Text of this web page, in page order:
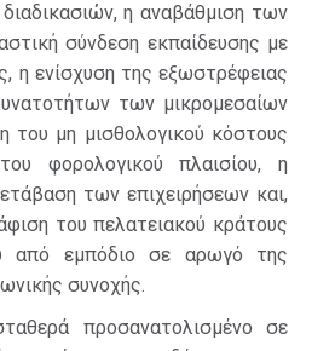
η αναβάθμιση των
σύνδεση εκπαίδευσης με
η ενίσχυση της εξωστρέφειας
των μικρομεσαίων
του μη μισθολογικού κόστους
φορολογικού πλαισίου, η
των επιχειρήσεων και,
του πελατειακού κράτους
από εμπόδιο σε αρωγό της
συνοχής.
προσανατολισμένο σε